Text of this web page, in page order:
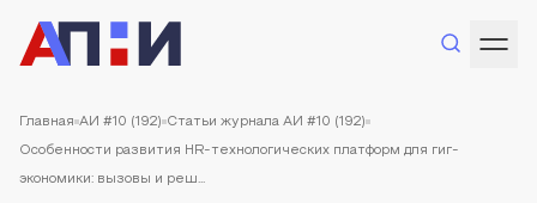
Главная АИ #10 (192) Статьи журнала АИ #10 (192)
Особенности развития HR-технологических платформ для гиг-
экономики: вызовы и реш...